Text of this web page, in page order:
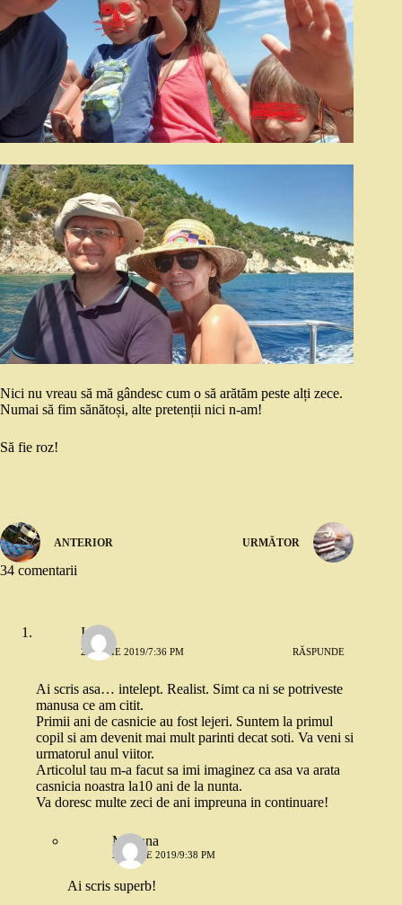
Nici nu vreau să mă gândesc cum o să arătăm peste alți zece.
Numai să fim sănătoși, alte pretenții nici n-am!
Să fie roz!
ANTERIOR URMĂTOR
34 comentarii
Irina
25 IULIE 2019/7:36 PM RĂSPUNDE
Ai scris asa… intelept. Realist. Simt ca ni se potriveste
manusa ce am citit.
Primii ani de casnicie au fost lejeri. Suntem la primul
copil si am devenit mai mult parinti decat soti. Va veni si
urmatorul anul viitor.
Articolul tau m-a facut sa imi imaginez ca asa va arata
casnicia noastra la10 ani de la nunta.
Va doresc multe zeci de ani impreuna in continuare!
Mariana
25 IULIE 2019/9:38 PM
Ai scris superb!